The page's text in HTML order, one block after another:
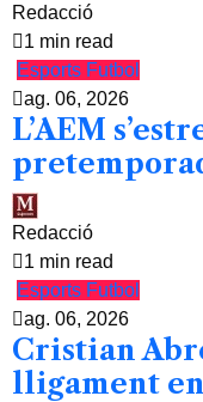
Redacció
1 min read
Esports Futbol
ag. 06, 2026
L’AEM
Redacció
1 min read
Esports Futbol
ag. 06, 2026
Cristian
lligament